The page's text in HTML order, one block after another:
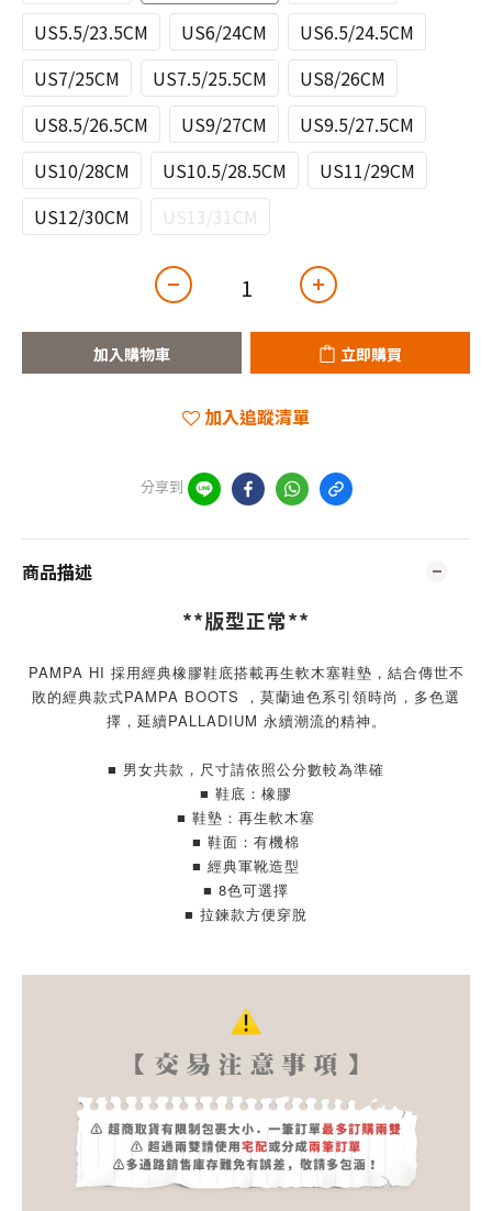
US5.5/23.5CM
US6/24CM
US6.5/24.5CM
US7/25CM
US7.5/25.5CM
US8/26CM
US8.5/26.5CM
US9/27CM
US9.5/27.5CM
US10/28CM
US10.5/28.5CM
US11/29CM
US12/30CM
US13/31CM
加入購物車 立即購買
加入追蹤清單
分享到
商品描述
**版型正常**
PAMPA HI 採用經典橡膠鞋底搭載再生軟木塞鞋墊，結合傳世不
敗的經典款式PAMPA BOOTS ，莫蘭迪色系引領時尚，多色選
擇，延續PALLADIUM 永續潮流的精神。
■ 男女共款，尺寸請依照公分數較為準確
■ 鞋底：橡膠
■ 鞋墊：再生軟木塞
■ 鞋面：有機棉
■ 經典軍靴造型
■ 8色可選擇
■ 拉鍊款方便穿脫